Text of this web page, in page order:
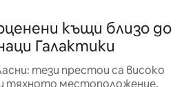
къщи близо до
Галактики
тези престои са високо
тяхното местоположение,